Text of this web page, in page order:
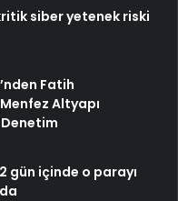
siber yetenek riski
Fatih
Altyapı
Denetim
gün içinde o parayı